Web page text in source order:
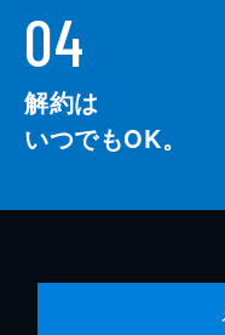
04
解約は
いつでもOK。